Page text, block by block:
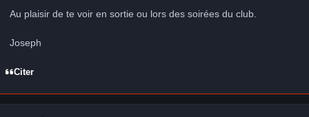
Au plaisir de te voir en sortie ou lors des soirées du club.
Joseph
Citer